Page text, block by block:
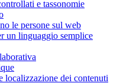
e tassonomie
le persone sul web
un linguaggio semplice
localizzazione dei contenuti